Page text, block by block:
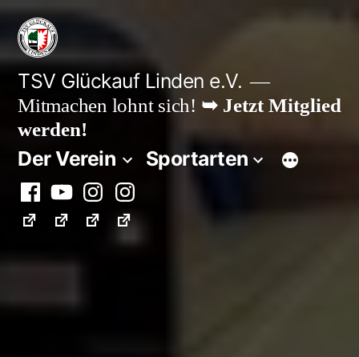
Zum
Inhalt
springen
TSV Glückauf Linden e.V.
Mitmachen lohnt sich! ➥ Jetzt Mitglied
werden!
Der Verein Sportarten
Facebook
YoutubeInstagramInstagram
Fußball